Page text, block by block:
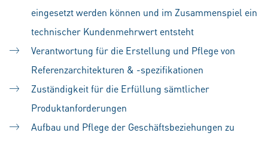
eingesetzt werden können und im Zusammenspiel ein
technischer Kundenmehrwert entsteht
Verantwortung für die Erstellung und Pflege von
Referenzarchitekturen & -spezifikationen
Zuständigkeit für die Erfüllung sämtlicher
Produktanforderungen
Aufbau und Pflege der Geschäftsbeziehungen zu